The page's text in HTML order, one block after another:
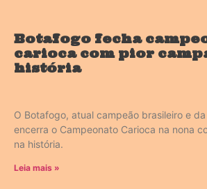
Botafogo fecha
carioca com pior
história
O Botafogo, atual campeão brasileiro e
encerra o Campeonato Carioca na nona
na história.
Leia mais »